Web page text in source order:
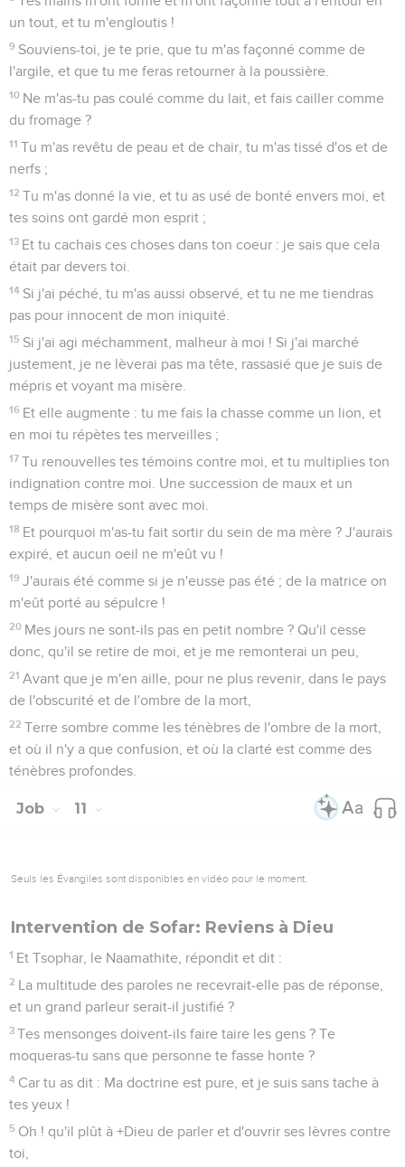
un tout, et tu m'engloutis !
9 Souviens-toi, je te prie, que tu m'as façonné comme de
l'argile, et que tu me feras retourner à la poussière.
10 Ne m'as-tu pas coulé comme du lait, et fais cailler comme
du fromage ?
11 Tu m'as revêtu de peau et de chair, tu m'as tissé d'os et de
nerfs ;
12 Tu m'as donné la vie, et tu as usé de bonté envers moi, et
tes soins ont gardé mon esprit ;
13 Et tu cachais ces choses dans ton coeur : je sais que cela
était par devers toi.
14 Si j'ai péché, tu m'as aussi observé, et tu ne me tiendras
pas pour innocent de mon iniquité.
15 Si j'ai agi méchamment, malheur à moi ! Si j'ai marché
justement, je ne lèverai pas ma tête, rassasié que je suis de
mépris et voyant ma misère.
16 Et elle augmente : tu me fais la chasse comme un lion, et
en moi tu répètes tes merveilles ;
17 Tu renouvelles tes témoins contre moi, et tu multiplies ton
indignation contre moi. Une succession de maux et un
temps de misère sont avec moi.
18 Et pourquoi m'as-tu fait sortir du sein de ma mère ? J'aurais
expiré, et aucun oeil ne m'eût vu !
19 J'aurais été comme si je n'eusse pas été ; de la matrice on
m'eût porté au sépulcre !
20 Mes jours ne sont-ils pas en petit nombre ? Qu'il cesse
donc, qu'il se retire de moi, et je me remonterai un peu,
21 Avant que je m'en aille, pour ne plus revenir, dans le pays
de l'obscurité et de l'ombre de la mort,
22 Terre sombre comme les ténèbres de l'ombre de la mort,
et où il n'y a que confusion, et où la clarté est comme des
ténèbres profondes.
Job 11
Seuls les Évangiles sont disponibles en vidéo pour le moment.
Intervention de Sofar: Reviens à Dieu
1 Et Tsophar, le Naamathite, répondit et dit :
2 La multitude des paroles ne recevrait-elle pas de réponse,
et un grand parleur serait-il justifié ?
3 Tes mensonges doivent-ils faire taire les gens ? Te
moqueras-tu sans que personne te fasse honte ?
4 Car tu as dit : Ma doctrine est pure, et je suis sans tache à
tes yeux !
5 Oh ! qu'il plût à +Dieu de parler et d'ouvrir ses lèvres contre
toi,